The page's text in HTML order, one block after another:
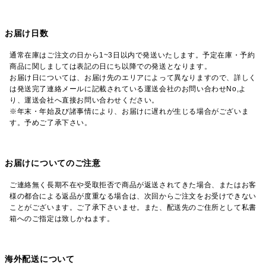
お届け日数
通常在庫はご注文の日から1~3日以内で発送いたします。予定在庫・予約
商品に関しましては表記の日にち以降での発送となります。
お届け日については、お届け先のエリアによって異なりますので、詳しく
は発送完了連絡メールに記載されている運送会社のお問い合わせNo,よ
り、運送会社へ直接お問い合わせください。
※年末・年始及び諸事情により、お届けに遅れが生じる場合がございま
す。予めご了承下さい。
お届けについてのご注意
ご連絡無く長期不在や受取拒否で商品が返送されてきた場合、またはお客
様の都合による返品が度重なる場合は、次回からご注文をお受けできない
ことがございます。ご了承下さいませ。また、配送先のご住所として私書
箱へのご指定は致しかねます。
海外配送について